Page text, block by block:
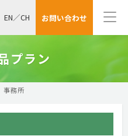
お問い合わせ
EN／CH
プラン
事務所